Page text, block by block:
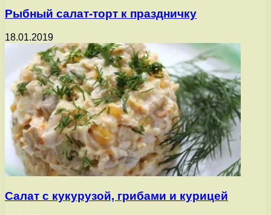
Рыбный салат-торт к праздничку
18.01.2019
Салат с кукурузой, грибами и курицей